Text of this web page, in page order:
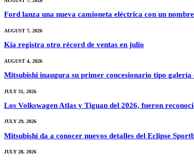
Ford lanza una nueva camioneta eléctrica con un
AUGUST 7, 2026
Kia registra otro récord de ventas en julio
AUGUST 4, 2026
Mitsubishi inaugura su primer concesionario tipo
JULY 31, 2026
Los Volkswagen Atlas y Tiguan del 2026, fueron
JULY 29, 2026
Mitsubishi da a conocer nuevos detalles del Eclipse
JULY 28, 2026